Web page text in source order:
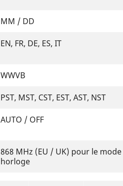
MM / DD
EN, FR, DE, ES, IT
WWVB
PST, MST, CST, EST, AST, NST
AUTO / OFF
868 MHz (EU / UK) pour le mode
horloge